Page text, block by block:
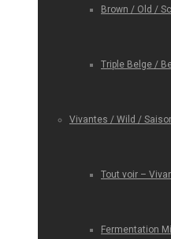
Brown / Old /
Triple Belge /
Vivantes / Wild /
Tout voir –
Fermentation